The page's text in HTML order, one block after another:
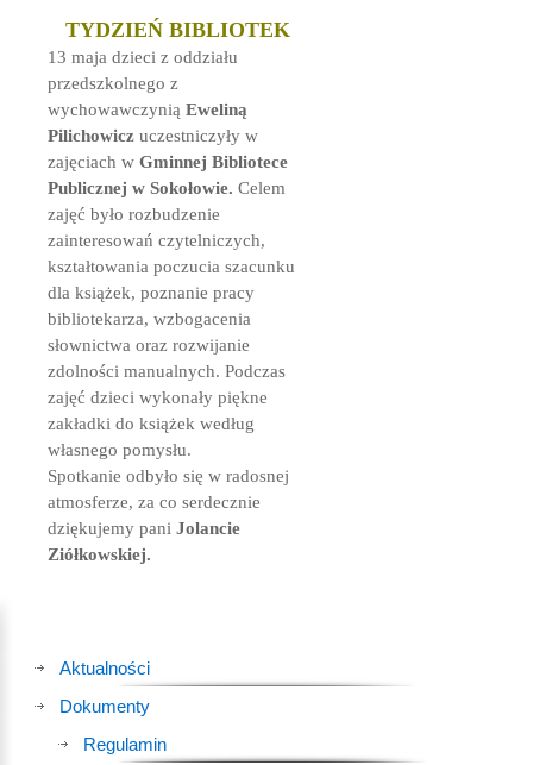
TYDZIEŃ BIBLIOTEK
13 maja dzieci z oddziału
przedszkolnego z
wychowawczynią Eweliną
Pilichowicz uczestniczyły w
zajęciach w Gminnej Bibliotece
Publicznej w Sokołowie. Celem
zajęć było rozbudzenie
zainteresowań czytelniczych,
kształtowania poczucia szacunku
dla książek, poznanie pracy
bibliotekarza, wzbogacenia
słownictwa oraz rozwijanie
zdolności manualnych. Podczas
zajęć dzieci wykonały piękne
zakładki do książek według
własnego pomysłu.
Spotkanie odbyło się w radosnej
atmosferze, za co serdecznie
dziękujemy pani Jolancie
Ziółkowskiej.
Aktualności
Dokumenty
Regulamin